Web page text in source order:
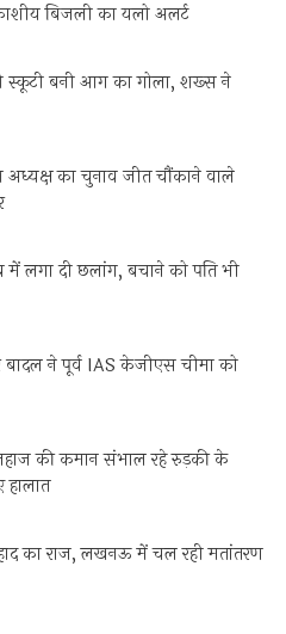
बिजली का यलो अलर्ट
स्कूटी बनी आग का गोला, शख्स ने
अध्यक्ष का चुनाव जीत चौंकाने वाले
में लगा दी छलांग, बचाने को पति भी
ने पूर्व IAS केजीएस चीमा को
जहाज की कमान संभाल रहे रुड़की के
हालात
का राज, लखनऊ में चल रही मतांतरण